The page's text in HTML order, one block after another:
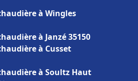
à Wingles
à Janzé 35150
à Cusset
à Soultz Haut